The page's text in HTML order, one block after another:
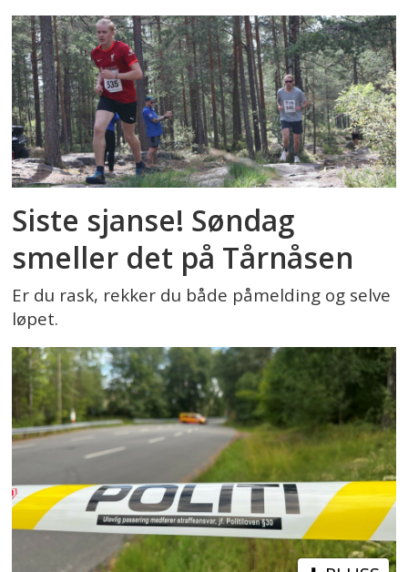
Siste sjanse! Søndag
smeller det på Tårnåsen
Er du rask, rekker du både påmelding og selve
løpet.